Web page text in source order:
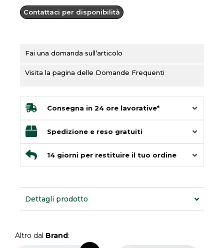
Contattaci per disponibilità
Fai una domanda sull’articolo
Visita la pagina delle Domande Frequenti
Consegna in 24 ore lavorative*
Spedizione e reso gratuiti
14 giorni per restituire il tuo ordine
Dettagli prodotto
Altro dal Brand :